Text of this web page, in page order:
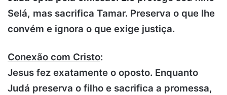
Selá, mas sacrifica Tamar. Preserva o que lhe
convém e ignora o que exige justiça.
Conexão com Cristo:
Jesus fez exatamente o oposto. Enquanto
Judá preserva o filho e sacrifica a promessa,